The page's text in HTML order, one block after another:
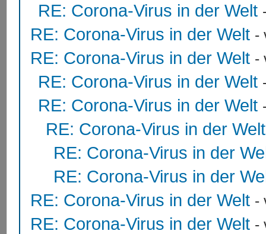
RE: Corona-Virus in der Welt
RE: Corona-Virus in der Welt -
RE: Corona-Virus in der Welt -
RE: Corona-Virus in der Welt
RE: Corona-Virus in der Welt
RE: Corona-Virus in der Welt
RE: Corona-Virus in der
RE: Corona-Virus in der
RE: Corona-Virus in der Welt -
RE: Corona-Virus in der Welt -